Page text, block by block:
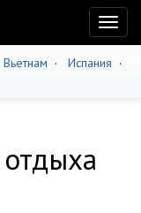
Вьетнам · Испания ·